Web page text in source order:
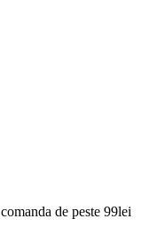
de peste 99lei